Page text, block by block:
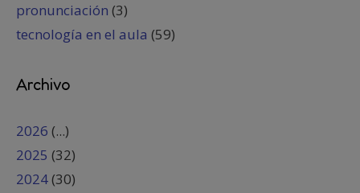
pronunciación (3)
tecnología en el aula (59)
Archivo
2026 (...)
2025 (32)
2024(30)